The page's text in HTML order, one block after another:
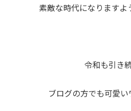
素敵な時代になります
令和も引き
ブログの方でも可愛